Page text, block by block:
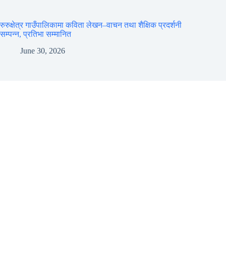
रुरुक्षेत्र गाउँपालिकामा कविता लेखन–वाचन तथा शैक्षिक प्रदर्शनी
सम्पन्न, प्रतिभा सम्मानित
June 30, 2026